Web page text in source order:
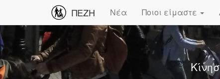
ΠΕΖΗ Νέα Ποιοι είμαστε